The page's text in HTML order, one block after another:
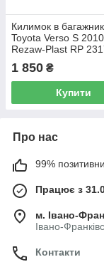
Килимок в багажник
Toyota Verso S
Rezaw-Plast RP
1 850 ₴
Купити
Про нас
99%
Працює з
м. Івано-
Івано-
Контакти